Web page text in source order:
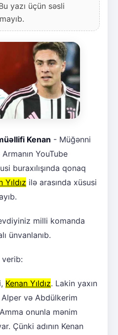
yazı üçün səsli
Kenan - Müğənni
YouTube
buraxılışında qonaq
Yıldız ilə arasında xüsusi
milli komanda
ünvanlanıb.
verib:
Kenan Yıldız. Lakin yaxın
Alper və Abdülkerim
onunla mənim
Çünki adının Kenan